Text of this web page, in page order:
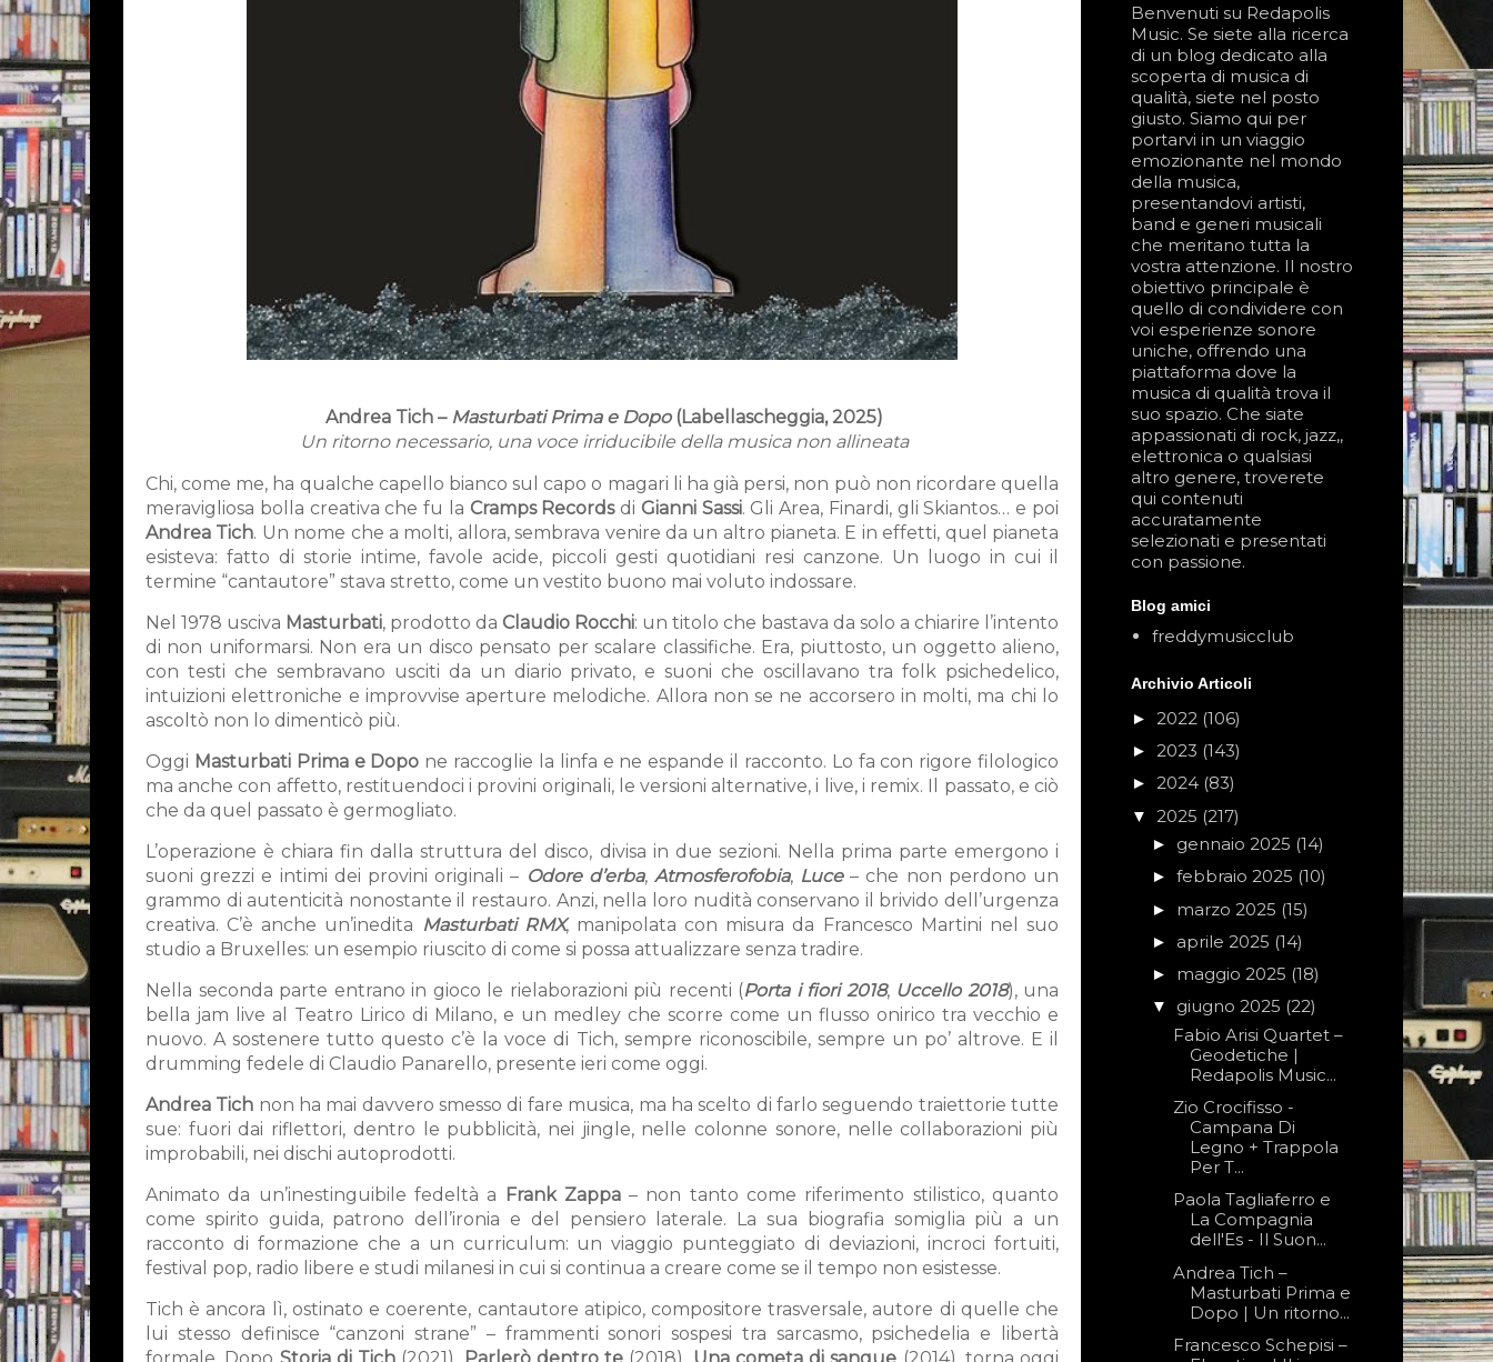
Andrea Tich – Masturbati Prima e Dopo(Labellascheggia, 2025)
Un ritorno necessario, una voce irriducibile della musica non allineata
Chi, come me, ha qualche capello bianco sul capo o magari li ha già persi, non può non ricordare quella
meravigliosa bolla creativa che fu la Cramps Recordsdi Gianni Sassi. Gli Area, Finardi, gli Skiantos… e poi
Andrea Tich. Un nome che a molti, allora, sembrava venire da un altro pianeta. E in effetti, quel pianeta
esisteva: fatto di storie intime, favole acide, piccoli gesti quotidiani resi canzone. Un luogo in cui il
termine “cantautore” stava stretto, come un vestito buono mai voluto indossare.
Nel 1978 usciva Masturbati, prodotto da Claudio Rocchi: un titolo che bastava da solo a chiarire l’intento
di non uniformarsi. Non era un disco pensato per scalare classifiche. Era, piuttosto, un oggetto alieno,
con testi che sembravano usciti da un diario privato, e suoni che oscillavano tra folk psichedelico,
intuizioni elettroniche e improvvise aperture melodiche. Allora non se ne accorsero in molti, ma chi lo
ascoltò non lo dimenticò più.
Oggi Masturbati Prima e Dopo ne raccoglie la linfa e ne espande il racconto. Lo fa con rigore filologico
ma anche con affetto, restituendoci i provini originali, le versioni alternative, i live, i remix. Il passato, e ciò
che da quel passato è germogliato.
L’operazione è chiara fin dalla struttura del disco, divisa in due sezioni. Nella prima parte emergono i
suoni grezzi e intimi dei provini originali – Odore d’erba, Atmosferofobia, Luce– che non perdono un
grammo di autenticità nonostante il restauro. Anzi, nella loro nudità conservano il brivido dell’urgenza
creativa. C’è anche un’inedita Masturbati RMX, manipolata con misura da Francesco Martini nel suo
studio a Bruxelles: un esempio riuscito di come si possa attualizzare senza tradire.
Nella seconda parte entrano in gioco le rielaborazioni più recenti (Porta i fiori 2018, Uccello 2018), una
bella jam live al Teatro Lirico di Milano, e un medley che scorre come un flusso onirico tra vecchio e
nuovo. A sostenere tutto questo c’è la voce di Tich, sempre riconoscibile, sempre un po’ altrove. E il
drumming fedele di Claudio Panarello, presente ieri come oggi.
Andrea Tich non ha mai davvero smesso di fare musica, ma ha scelto di farlo seguendo traiettorie tutte
sue: fuori dai riflettori, dentro le pubblicità, nei jingle, nelle colonne sonore, nelle collaborazioni più
improbabili, nei dischi autoprodotti.
Animato da un’inestinguibile fedeltà a Frank Zappa– non tanto come riferimento stilistico, quanto
come spirito guida, patrono dell’ironia e del pensiero laterale. La sua biografia somiglia più a un
racconto di formazione che a un curriculum: un viaggio punteggiato di deviazioni, incroci fortuiti,
festival pop, radio libere e studi milanesi in cui si continua a creare come se il tempo non esistesse.
Tich è ancora lì, ostinato e coerente, cantautore atipico, compositore trasversale, autore di quelle che
lui stesso definisce “canzoni strane” – frammenti sonori sospesi tra sarcasmo, psichedelia e libertà
Benvenuti su Redapolis
Music. Se siete alla ricerca
di un blog dedicato alla
scoperta di musica di
qualità, siete nel posto
giusto. Siamo qui per
portarvi in un viaggio
emozionante nel mondo
della musica,
presentandovi artisti,
band e generi musicali
che meritano tutta la
vostra attenzione. Il nostro
obiettivo principale è
quello di condividere con
voi esperienze sonore
uniche, offrendo una
piattaforma dove la
musica di qualità trova il
suo spazio. Che siate
appassionati di rock, jazz,,
elettronica o qualsiasi
altro genere, troverete
qui contenuti
accuratamente
selezionati e presentati
con passione.
Blog amici
freddymusicclub
Archivio Articoli
► 2022 (106)
► 2023 (143)
► 2024 (83)
▼ 2025 (217)
► gennaio 2025 (14)
► febbraio 2025 (10)
► marzo 2025 (15)
► aprile 2025 (14)
► maggio 2025 (18)
▼ giugno 2025 (22)
Fabio Arisi Quartet –
Geodetiche |
Redapolis Music...
Zio Crocifisso -
Campana Di
Legno + Trappola
Per T...
Paola Tagliaferro e
La Compagnia
dell'Es - Il Suon...
Andrea Tich –
Masturbati Prima e
Dopo | Un ritorno...
Francesco Schepisi –